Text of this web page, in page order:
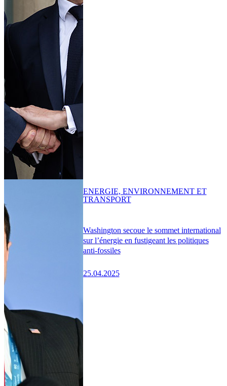
Washington secoue le sommet international
sur l’énergie en fustigeant les politiques
anti-fossiles
25.04.2025
ENERGIE, ENVIRONNEMENT ET
TRANSPORT